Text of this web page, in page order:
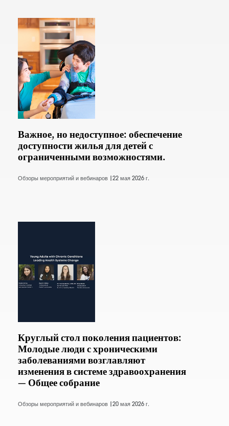
Важное, но недоступное: обеспечение
доступности жилья для детей с
ограниченными возможностями.
Обзоры мероприятий и вебинаров | 22 мая 2026 г.
Круглый стол поколения пациентов:
Молодые люди с хроническими
заболеваниями возглавляют
изменения в системе здравоохранения
— Общее собрание
Обзоры мероприятий и вебинаров | 20 мая 2026 г.